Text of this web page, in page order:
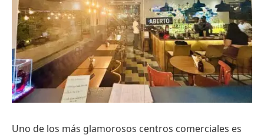
Uno de los más glamorosos centros comerciales es